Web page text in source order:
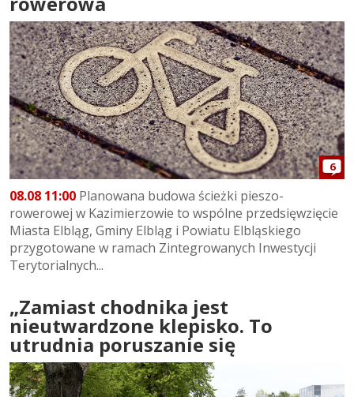
6
08.08 11:00 Planowana budowa ścieżki pieszo-
rowerowej w Kazimierzowie to wspólne przedsięwzięcie
Miasta Elbląg, Gminy Elbląg i Powiatu Elbląskiego
przygotowane w ramach Zintegrowanych Inwestycji
Terytorialnych...
„Zamiast chodnika jest
nieutwardzone klepisko. To
utrudnia poruszanie się